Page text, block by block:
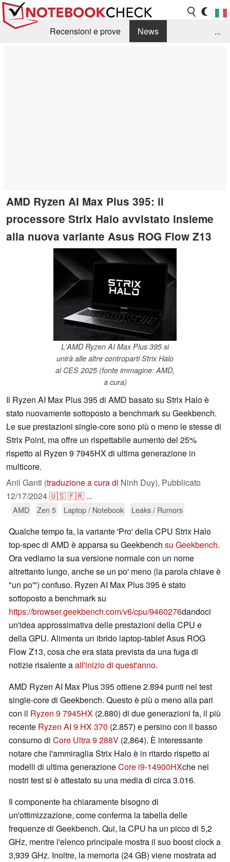
Recensioni e prove
News
...
AMD Ryzen AI Max Plus 395: il
processore Strix Halo avvistato insieme
alla nuova variante Asus ROG Flow Z13
L'AMD Ryzen AI Max Plus 395 si
unirà alle altre controparti Strix Halo
al CES 2025 (fonte immagine: AMD,
a cura)
Il Ryzen AI Max Plus 395 di AMD basato su Strix Halo è
stato nuovamente sottoposto a benchmark su Geekbench.
Le sue prestazioni single-core sono più o meno le stesse di
Strix Point, ma offre un rispettabile aumento del 25%
rispetto al Ryzen 9 7945HX di ultima generazione in
multicore.
Anil Ganti (traduzione a cura di Ninh Duy), Pubblicato
12/17/2024🇺🇸🇫🇷 ...
AMD Zen 5 Laptop / Notebook Leaks / Rumors
Qualche tempo fa, la variante 'Pro' della CPU Strix Halo
top-spec di AMD è apparsa su Geekbench su Geekbench.
Ora vediamo la sua versione normale con un nome
altrettanto lungo, anche se un po' meno (la parola chiave è
"un po'") confuso. Ryzen AI Max Plus 395 è stato
sottoposto a benchmark su
https://browser.geekbench.com/v6/cpu/9460276dandoci
un'idea approssimativa delle prestazioni della CPU e
della GPU. Alimenta un ibrido laptop-tablet Asus ROG
Flow Z13, cosa che era stata prevista da una fuga di
notizie risalente aall'inizio di quest'anno.
AMD Ryzen AI Max Plus 395 ottiene 2.894 punti nel test
single-core di Geekbench. Questo è più o meno alla pari
con il Ryzen 9 7945HX (2.880) di due generazioni fa, il più
recente Ryzen AI 9 HX 370 (2.857) e persino con il basso
consumo di Core Ultra 9 288V (2,864). È interessante
notare che l'ammiraglia Strix Halo è in ritardo rispetto ai
modelli di ultima generazioneCore i9-14900HXche nei
nostri test si è attestato su una media di circa 3.016.
Il componente ha chiaramente bisogno di
un'ottimizzazione, come conferma la tabella delle
frequenze di Geekbench. Qui, la CPU ha un picco di 5,2
GHz, mentre l'elenco principale mostra il suo boost clock a
3,939 GHz. Inoltre, la memoria (24 GB) viene mostrata ad